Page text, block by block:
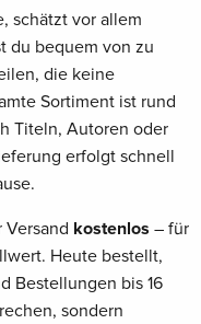
schätzt vor allem
du bequem von zu
die keine
Sortiment ist rund
Titeln, Autoren oder
erfolgt schnell
Versand kostenlos – für
Heute bestellt,
Bestellungen bis 16
sondern